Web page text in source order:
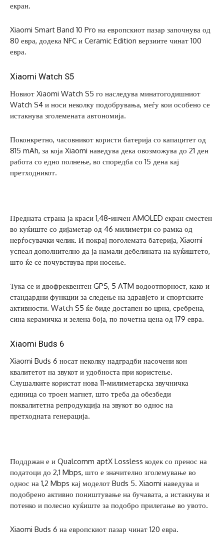
екран.
Xiaomi Smart Band 10 Pro на европскиот пазар започнува од
80 евра, додека NFC и Ceramic Edition верзиите чинат 100
евра.
Xiaomi Watch S5
Новиот Xiaomi Watch S5 го наследува минатогодишниот
Watch S4 и носи неколку подобрувања, меѓу кои особено се
истакнува зголемената автономија.
Поконкретно, часовникот користи батерија со капацитет од
815 mAh, за која Xiaomi наведува дека овозможува до 21 ден
работа со едно полнење, во споредба со 15 дена кај
претходникот.
Предната страна ја краси 1,48-инчен AMOLED екран сместен
во куќиште со дијаметар од 46 милиметри со рамка од
нерѓосувачки челик. И покрај поголемата батерија, Xiaomi
успеал дополнително да ја намали дебелината на куќиштето,
што ќе се почувствува при носење.
Тука се и двофреквентен GPS, 5 ATM водоотпорност, како и
стандардни функции за следење на здравјето и спортските
активности. Watch S5 ќе биде достапен во црна, сребрена,
сина керамичка и зелена боја, по почетна цена од 179 евра.
Xiaomi Buds 6
Xiaomi Buds 6 носат неколку надградби насочени кон
квалитетот на звукот и удобноста при користење.
Слушалките користат нова 11-милиметарска звучничка
единица со троен магнет, што треба да обезбеди
поквалитетна репродукција на звукот во однос на
претходната генерација.
Поддржан е и Qualcomm aptX Lossless кодек со пренос на
податоци до 2,1 Mbps, што е значително зголемување во
однос на 1,2 Mbps кај моделот Buds 5. Xiaomi наведува и
подобрено активно поништување на бучавата, а истакнува и
потенко и полесно куќиште за подобро прилегање во увото.
Xiaomi Buds 6 на европскиот пазар чинат 120 евра.